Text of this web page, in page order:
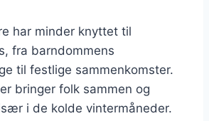
har minder knyttet til
fra barndommens
til festlige sammenkomster.
bringer folk sammen og
i de kolde vintermåneder.